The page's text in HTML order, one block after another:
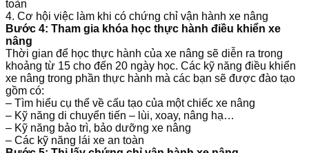
toàn
4. Cơ hội việc làm khi có chứng chỉ vận hành xe nâng
Bước 4: Tham gia khóa học thực hành điều khiển xe
nâng
Thời gian để học thực hành của xe nâng sẽ diễn ra trong
khoảng từ 15 cho đến 20 ngày học. Các kỹ năng điều khiển
xe nâng trong phần thực hành mà các bạn sẽ được đào tạo
gồm có:
– Tìm hiểu cụ thể về cấu tạo của một chiếc xe nâng
– Kỹ năng di chuyển tiến – lùi, xoay, nâng hạ…
– Kỹ năng bảo trì, bảo dưỡng xe nâng
– Các kỹ năng lái xe an toàn